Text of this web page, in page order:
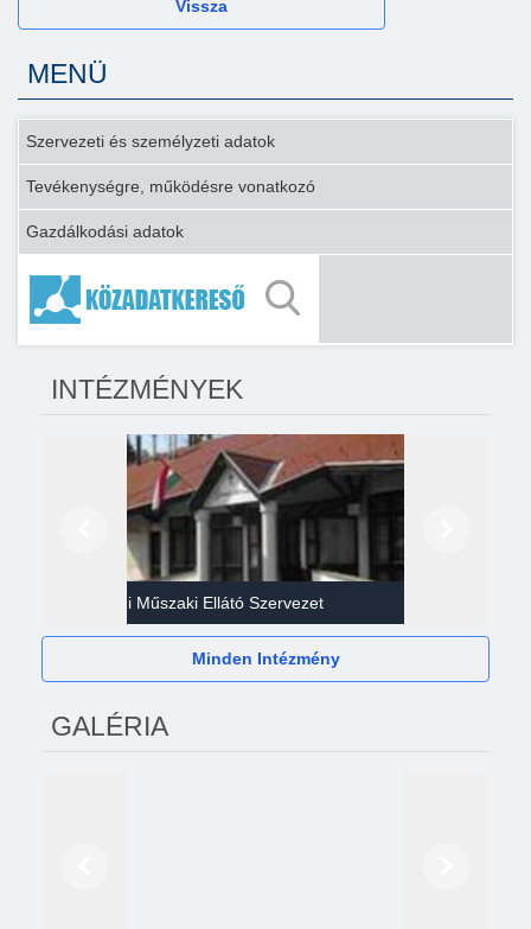
Vissza
MENÜ
Szervezeti és személyzeti adatok
Tevékenységre, működésre vonatkozó
Gazdálkodási adatok
INTÉZMÉNYEK
Gazdasági Műszaki Ellátó Szervezet
Minden Intézmény
GALÉRIA